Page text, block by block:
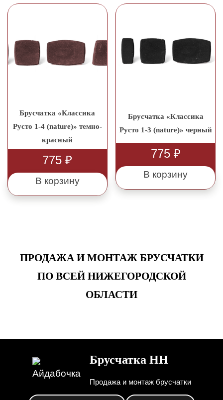
Брусчатка «Классика
Русто 1-4 (nature)» темно-
красный
775₽
В корзину
Брусчатка «Классика
Русто 1-3 (nature)» черный
775 ₽
В корзину
ПРОДАЖА И МОНТАЖ БРУСЧАТКИ
ПО ВСЕЙ НИЖЕГОРОДСКОЙ
ОБЛАСТИ
Брусчатка НН
Продажа и монтаж брусчатки